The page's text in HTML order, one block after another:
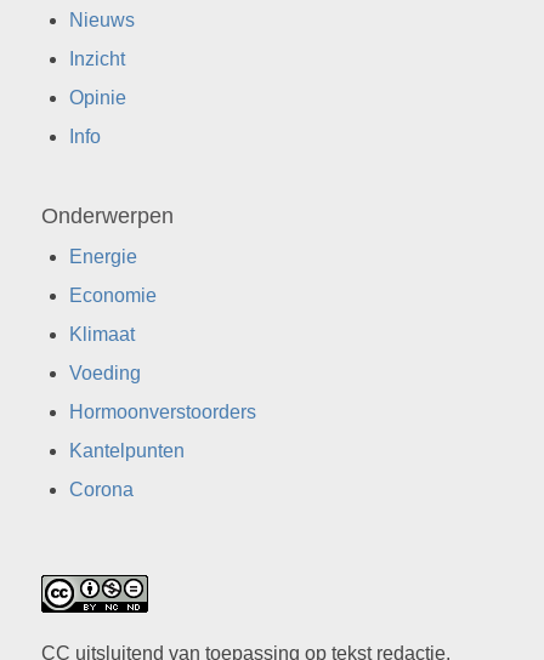
Nieuws
Inzicht
Opinie
Info
Onderwerpen
Energie
Economie
Klimaat
Voeding
Hormoonverstoorders
Kantelpunten
Corona
CC uitsluitend van toepassing op tekst redactie.